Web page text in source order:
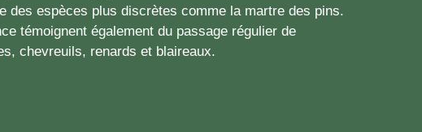
des espèces plus discrètes comme la martre des pins.
témoignent également du passage régulier de
chevreuils, renards et blaireaux.